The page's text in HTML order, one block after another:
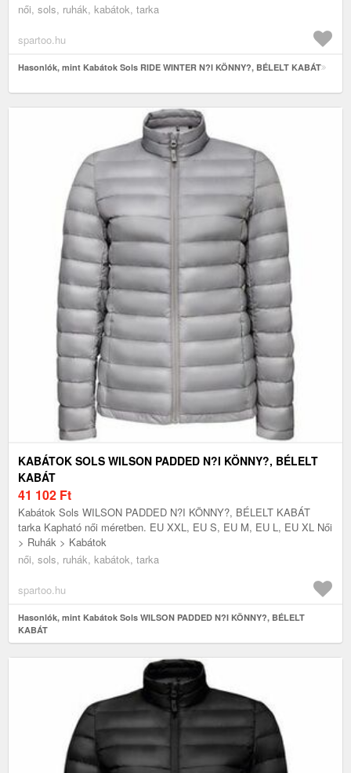
női, sols, ruhák, kabátok, tarka
spartoo.hu
Hasonlók, mint Kabátok Sols RIDE WINTER N?I KÖNNY?, BÉLELT KABÁT
KABÁTOK SOLS WILSON PADDED N?I KÖNNY?, BÉLELT
KABÁT
41 102 Ft
Kabátok Sols WILSON PADDED N?I KÖNNY?, BÉLELT KABÁT
tarka Kapható női méretben. EU XXL, EU S, EU M, EU L, EU XL Női
> Ruhák > Kabátok
női, sols, ruhák, kabátok, tarka
spartoo.hu
Hasonlók, mint Kabátok Sols WILSON PADDED N?I KÖNNY?, BÉLELT
KABÁT